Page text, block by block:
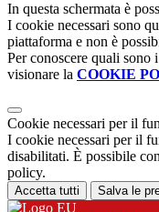
In questa schermata è
I cookie necessari sono
piattaforma e non è
Per conoscere quali sono
visionare la COOKIE
Cookie necessari per il
I cookie necessari per il
disabilitati. È possibile
policy.
Accetta tutti Salva le